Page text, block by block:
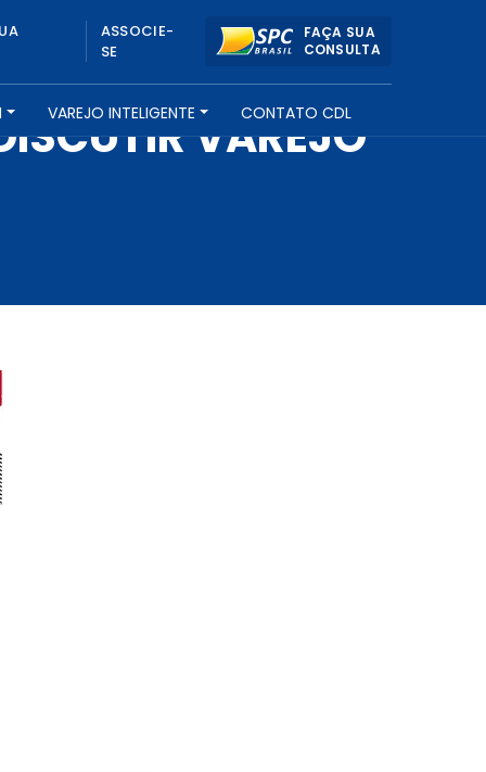
ASSOCIE-
SE
FAÇA SUA
CONSULTA
VAREJO INTELIGENTE CONTATO CDL
VAREJO